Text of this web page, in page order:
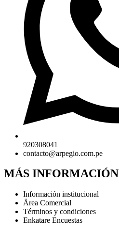
920308041
contacto@arpegio.com.pe
MÁS INFORMACIÓN
Información institucional
Ärea Comercial
Términos y condiciones
Enkatare Encuestas